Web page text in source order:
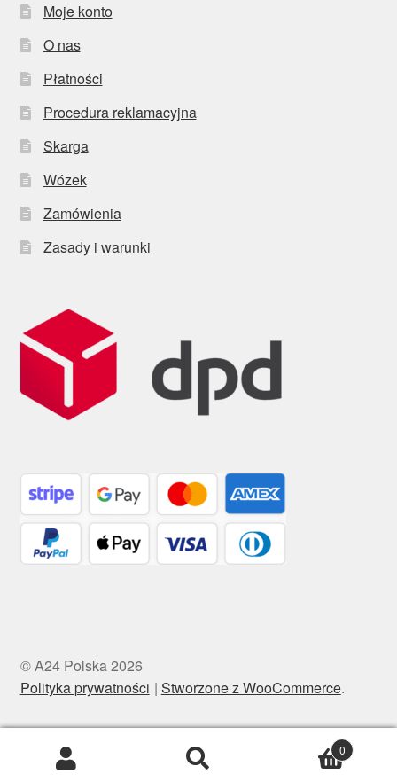
Moje konto
O nas
Płatności
Procedura reklamacyjna
Skarga
Wózek
Zamówienia
Zasady i warunki
© A24 Polska 2026
Polityka prywatności
Stworzone z WooCommerce.
0